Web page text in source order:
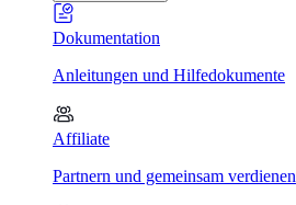
Dokumentation
Anleitungen und Hilfedokumente
Affiliate
Partnern und gemeinsam verdienen